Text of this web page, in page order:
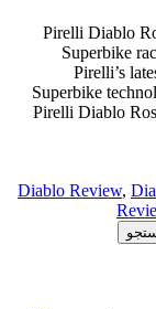
Pirelli Diablo
Superbike
Pirelli’s
Superbike
Pirelli Diablo
Diablo Review,